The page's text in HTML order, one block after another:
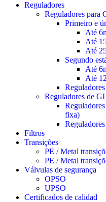
Reguladores
Reguladores para
Primeiro e
Até
Até
Até
Segundo
Até
Até
Reguladores de
fixa)
Filtros
Transições
PE / Metal
PE / Metal
Válvulas de segurança
OPSO
UPSO
Certificados de calidad